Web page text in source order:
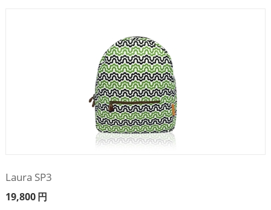
Laura SP3
19,800円